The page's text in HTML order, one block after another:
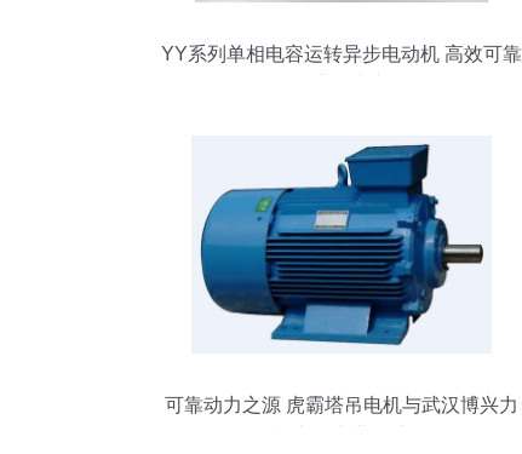
YY系列单相电容运转异步电动机 高效可靠
可靠动力之源 虎霸塔吊电机与武汉博兴力